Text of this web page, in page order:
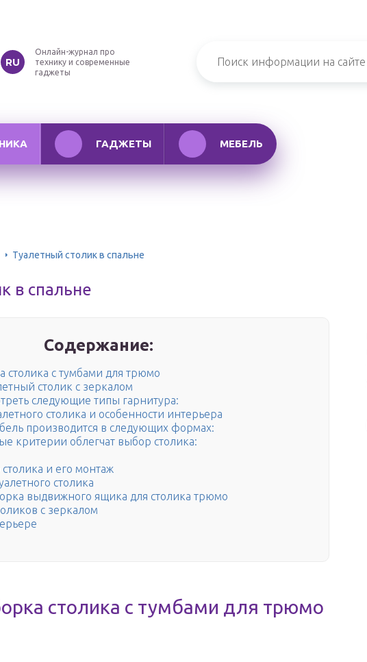
RU
Онлайн-журнал про
технику и современные
гаджеты
ГАДЖЕТЫ МЕБЕЛЬ
Туалетный столик в спальне
в спальне
Содержание:
столика с тумбами для трюмо
столик с зеркалом
следующие типы гарнитура:
столика и особенности интерьера
производится в следующих формах:
критерии облегчат выбор столика:
и его монтаж
столика
выдвижного ящика для столика трюмо
с зеркалом
столика с тумбами для трюмо